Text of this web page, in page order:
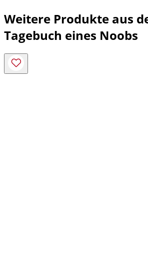
Weitere Produkte aus
Tagebuch eines Noobs